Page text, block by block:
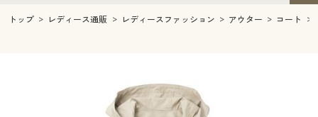
レディースファッション
インナー・下着通販すべて
メンズ
寝具・インテリア・家具
ジュニア・ティーンズ下着
寝具・インテリア・家具通販すべて
トップ レディース通販 レディースファッション アウター コート